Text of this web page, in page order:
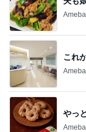
これ
やっ